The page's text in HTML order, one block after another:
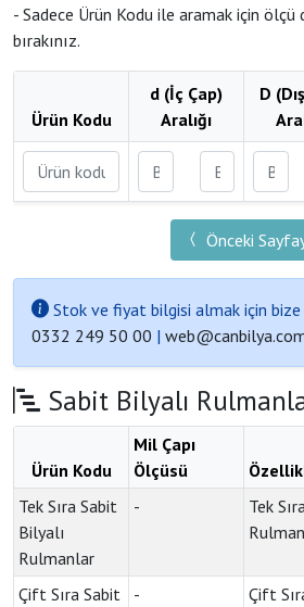
- Sadece Ürün Kodu ile aramak için ölçü
bırakınız.
Ürün Kodu
d (İç Çap)
Aralığı
D
Önceki
Stok ve fiyat bilgisi almak için bize
0332 249 50 00 |
Sabit Bilyalı
Ürün Kodu
Mil Çapı
Ölçüsü
Tek Sıra Sabit
Bilyalı
Rulmanlar
-
Tek
Çift Sıra Sabit
-
Çift